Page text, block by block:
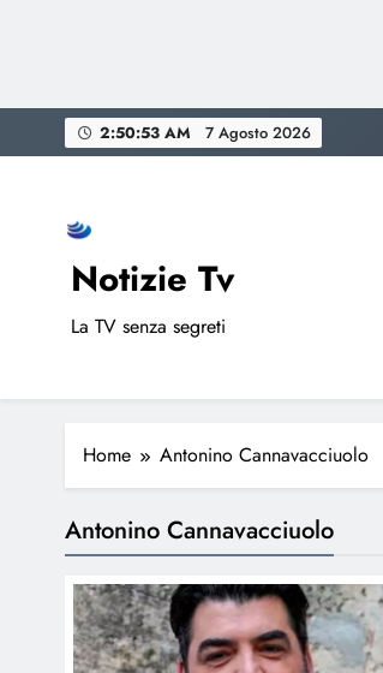
to
2:50:53 AM 7 Agosto 2026
Notizie Tv
La TV senza segreti
Home Antonino Cannavacciuolo
Antonino Cannavacciuolo